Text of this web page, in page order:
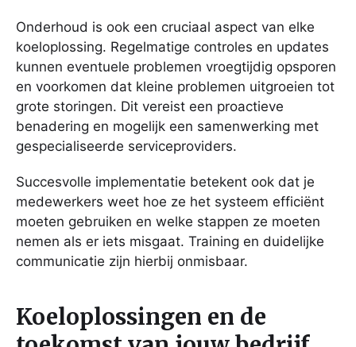
Onderhoud is ook een cruciaal aspect van elke
koeloplossing. Regelmatige controles en updates
kunnen eventuele problemen vroegtijdig opsporen
en voorkomen dat kleine problemen uitgroeien tot
grote storingen. Dit vereist een proactieve
benadering en mogelijk een samenwerking met
gespecialiseerde serviceproviders.
Succesvolle implementatie betekent ook dat je
medewerkers weet hoe ze het systeem efficiënt
moeten gebruiken en welke stappen ze moeten
nemen als er iets misgaat. Training en duidelijke
communicatie zijn hierbij onmisbaar.
Koeloplossingen en de